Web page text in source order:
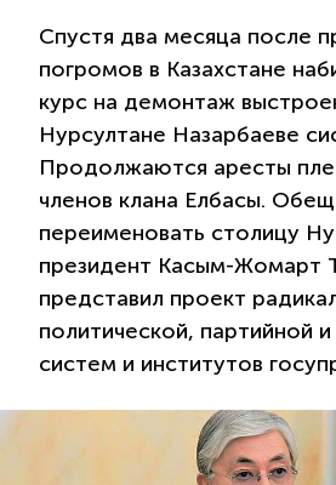
Спустя два месяца после
погромов в Казахстане
курс на демонтаж
Нурсултане Назарбаеве
Продолжаются аресты
членов клана Елбасы.
переименовать столицу
президент Касым-Жомарт
представил проект
политической, партийной
систем и институтов